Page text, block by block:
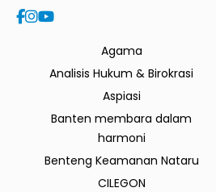
Agama
Analisis Hukum & Birokrasi
Aspiasi
Banten membara dalam
harmoni
Benteng Keamanan Nataru
CILEGON